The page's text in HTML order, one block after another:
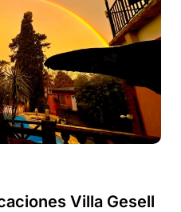
Villa Gesell